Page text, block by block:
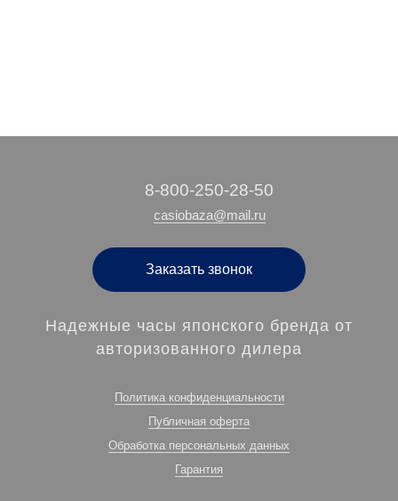
‭8-800-250-28-50
casiobaza@mail.ru
Заказать звонок
Надежные часы японского бренда от
авторизованного дилера
Политика конфиденциальности
Публичная оферта
Обработка персональных данных
Гарантия